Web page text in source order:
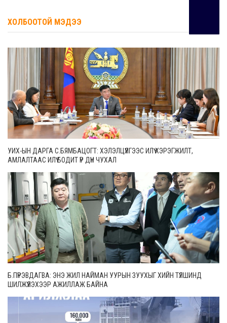
ХОЛБООТОЙ МЭДЭЭ
УИХ-ЫН ДАРГА С.БЯМБАЦОГТ: ХЭЛЭЛЦҮҮЛГЭЭС ИЛҮҮ ХЭРЭГЖИЛТ,
АМЛАЛТААС ИЛҮҮ БОДИТ ҮР ДҮН ЧУХАЛ
Б.ПҮРЭВДАГВА: ЭНЭ ЖИЛ НАЙМАН УУРЫН ЗУУХЫГ ХИЙН ТҮЛШИНД
ШИЛЖҮҮЛЭХЭЭР АЖИЛЛАЖ БАЙНА